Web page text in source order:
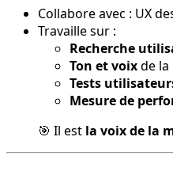
Collabore avec : UX
Travaille sur :
Recherche
Ton et voixde
Tests
Mesure de
🎯 Il est la voix de la